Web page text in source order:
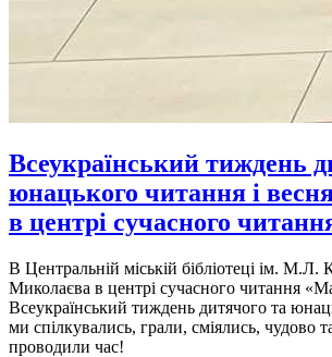
Всеукраїнський тиждень
юнацького читання і
в центрі сучасного
В Центральній міській бібліотеці ім.
Миколаєва в центрі сучасного читання
Всеукраїнський тиждень дитячого та
ми спілкувались, грали, сміялись, чудово
проводили час!